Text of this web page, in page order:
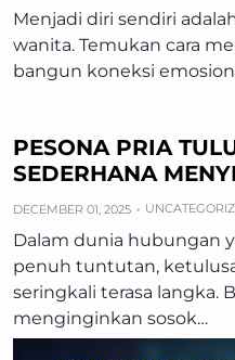
Menjadi diri sendiri
wanita. Temukan cara
bangun koneksi
PESONA PRIA
SEDERHANA
DECEMBER 01, 2025
Dalam dunia hubungan
penuh tuntutan,
seringkali terasa langka.
menginginkan sosok…